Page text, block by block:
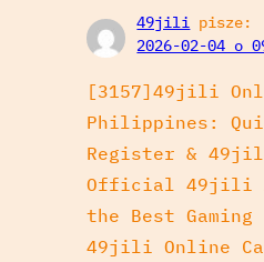
49jili pisze:
2026-02-04 o
[3157]49jili
Philippines:
Register &
Official 49jili
the Best
49jili Online